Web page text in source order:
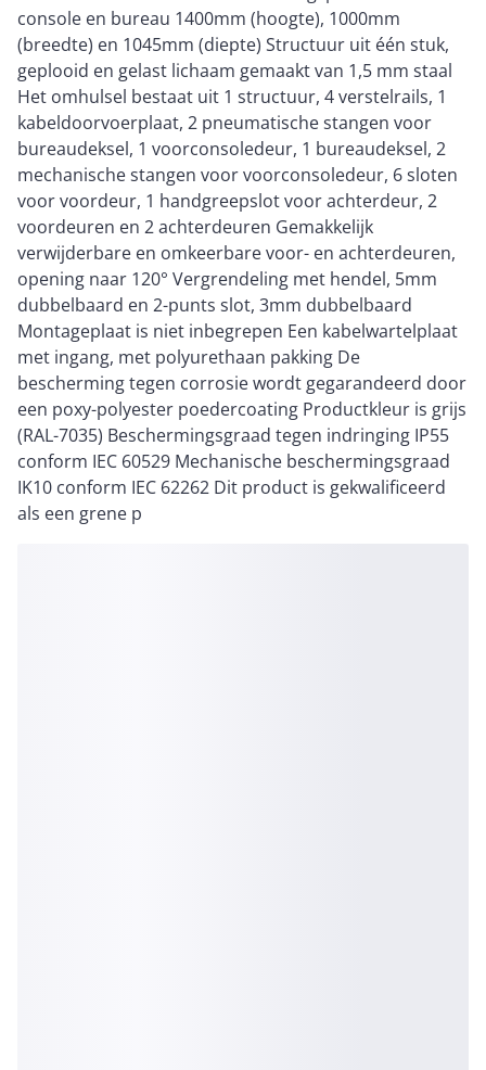
console en bureau 1400mm (hoogte), 1000mm
(breedte) en 1045mm (diepte) Structuur uit één stuk,
geplooid en gelast lichaam gemaakt van 1,5 mm staal
Het omhulsel bestaat uit 1 structuur, 4 verstelrails, 1
kabeldoorvoerplaat, 2 pneumatische stangen voor
bureaudeksel, 1 voorconsoledeur, 1 bureaudeksel, 2
mechanische stangen voor voorconsoledeur, 6 sloten
voor voordeur, 1 handgreepslot voor achterdeur, 2
voordeuren en 2 achterdeuren Gemakkelijk
verwijderbare en omkeerbare voor- en achterdeuren,
opening naar 120° Vergrendeling met hendel, 5mm
dubbelbaard en 2-punts slot, 3mm dubbelbaard
Montageplaat is niet inbegrepen Een kabelwartelplaat
met ingang, met polyurethaan pakking De
bescherming tegen corrosie wordt gegarandeerd door
een poxy-polyester poedercoating Productkleur is grijs
(RAL-7035) Beschermingsgraad tegen indringing IP55
conform IEC 60529 Mechanische beschermingsgraad
IK10 conform IEC 62262 Dit product is gekwalificeerd
als een grene p